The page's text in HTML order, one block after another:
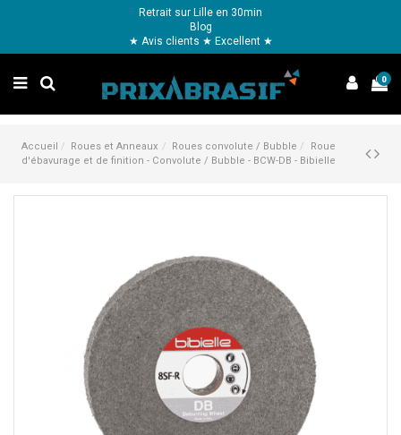
Retrait sur Lille en 30min
Blog
★ Avis clients ★ Excellent ★
0
Accueil Roues et Anneaux Roues convolute / Bubble
Roue
d'ébavurage et de finition - Convolute / Bubble - BCW-DB - Bibielle